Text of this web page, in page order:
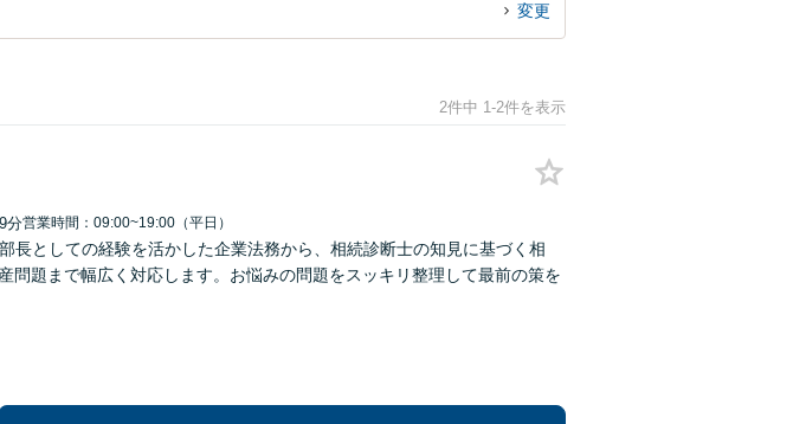
変更
2件中 1-2件を表示
分営業時間：09:00~19:00（平日）
長としての経験を活かした企業法務から、相続診断士の知見に基づく相
問題まで幅広く対応します。お悩みの問題をスッキリ整理して最前の策を